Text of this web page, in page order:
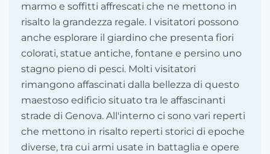
marmo e soffitti affrescati che ne mettono in
risalto la grandezza regale. I visitatori possono
anche esplorare il giardino che presenta fiori
colorati, statue antiche, fontane e persino uno
stagno pieno di pesci. Molti visitatori
rimangono affascinati dalla bellezza di questo
maestoso edificio situato tra le affascinanti
strade di Genova. All'interno ci sono vari reperti
che mettono in risalto reperti storici di epoche
diverse, tra cui armi usate in battaglia e opere